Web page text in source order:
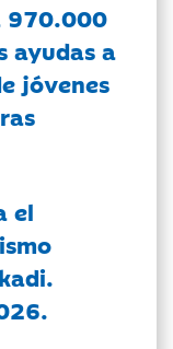
970.000
ayudas a
jóvenes
el